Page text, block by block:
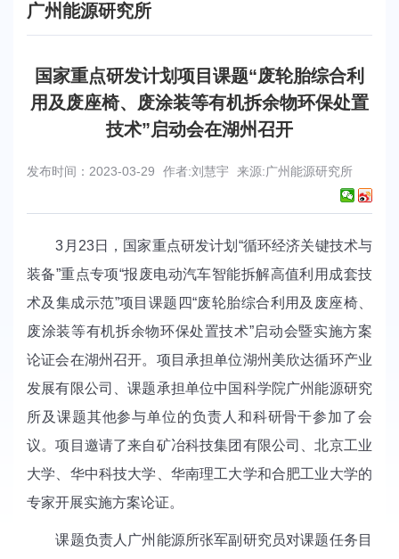
广州能源研究所
国家重点研发计划项目课题“废轮胎综合利
用及废座椅、废涂装等有机拆余物环保处置
技术”启动会在湖州召开
发布时间：2023-03-29 作者:刘慧宇 来源:广州能源研究所
3 月 23日，国家重点研发计划“循环经济关键技术与
装备”重点专项“报废电动汽车智能拆解高值利用成套技
术及集成示范”项目课题四“废轮胎综合利用及废座椅、
废涂装等有机拆余物环保处置技术”启动会暨实施方案
论证会在湖州召开。项目承担单位湖州美欣达循环产业
发展有限公司、课题承担单位中国科学院广州能源研究
所及课题其他参与单位的负责人和科研骨干参加了会
议。项目邀请了来自矿冶科技集团有限公司、北京工业
大学、华中科技大学、华南理工大学和合肥工业大学的
专家开展实施方案论证。
课题负责人广州能源所张军副研究员对课题任务目